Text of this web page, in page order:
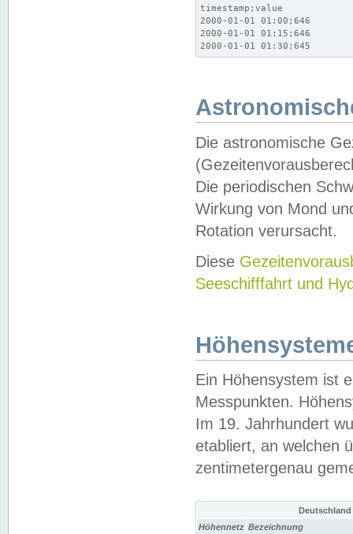
timestamp;value
2000-01-01 01:00;646
2000-01-01 01:15;646
2000-01-01 01:30;645
Die astronomische
Die periodischen
Wirkung von Mond
Rotation verursacht.
Diese
Seeschifffahrt und
Ein Höhensystem ist
Messpunkten.
Im 19. Jahrhundert
etabliert, an welchen
zentimetergenau
Höhennetz Bezeichnung